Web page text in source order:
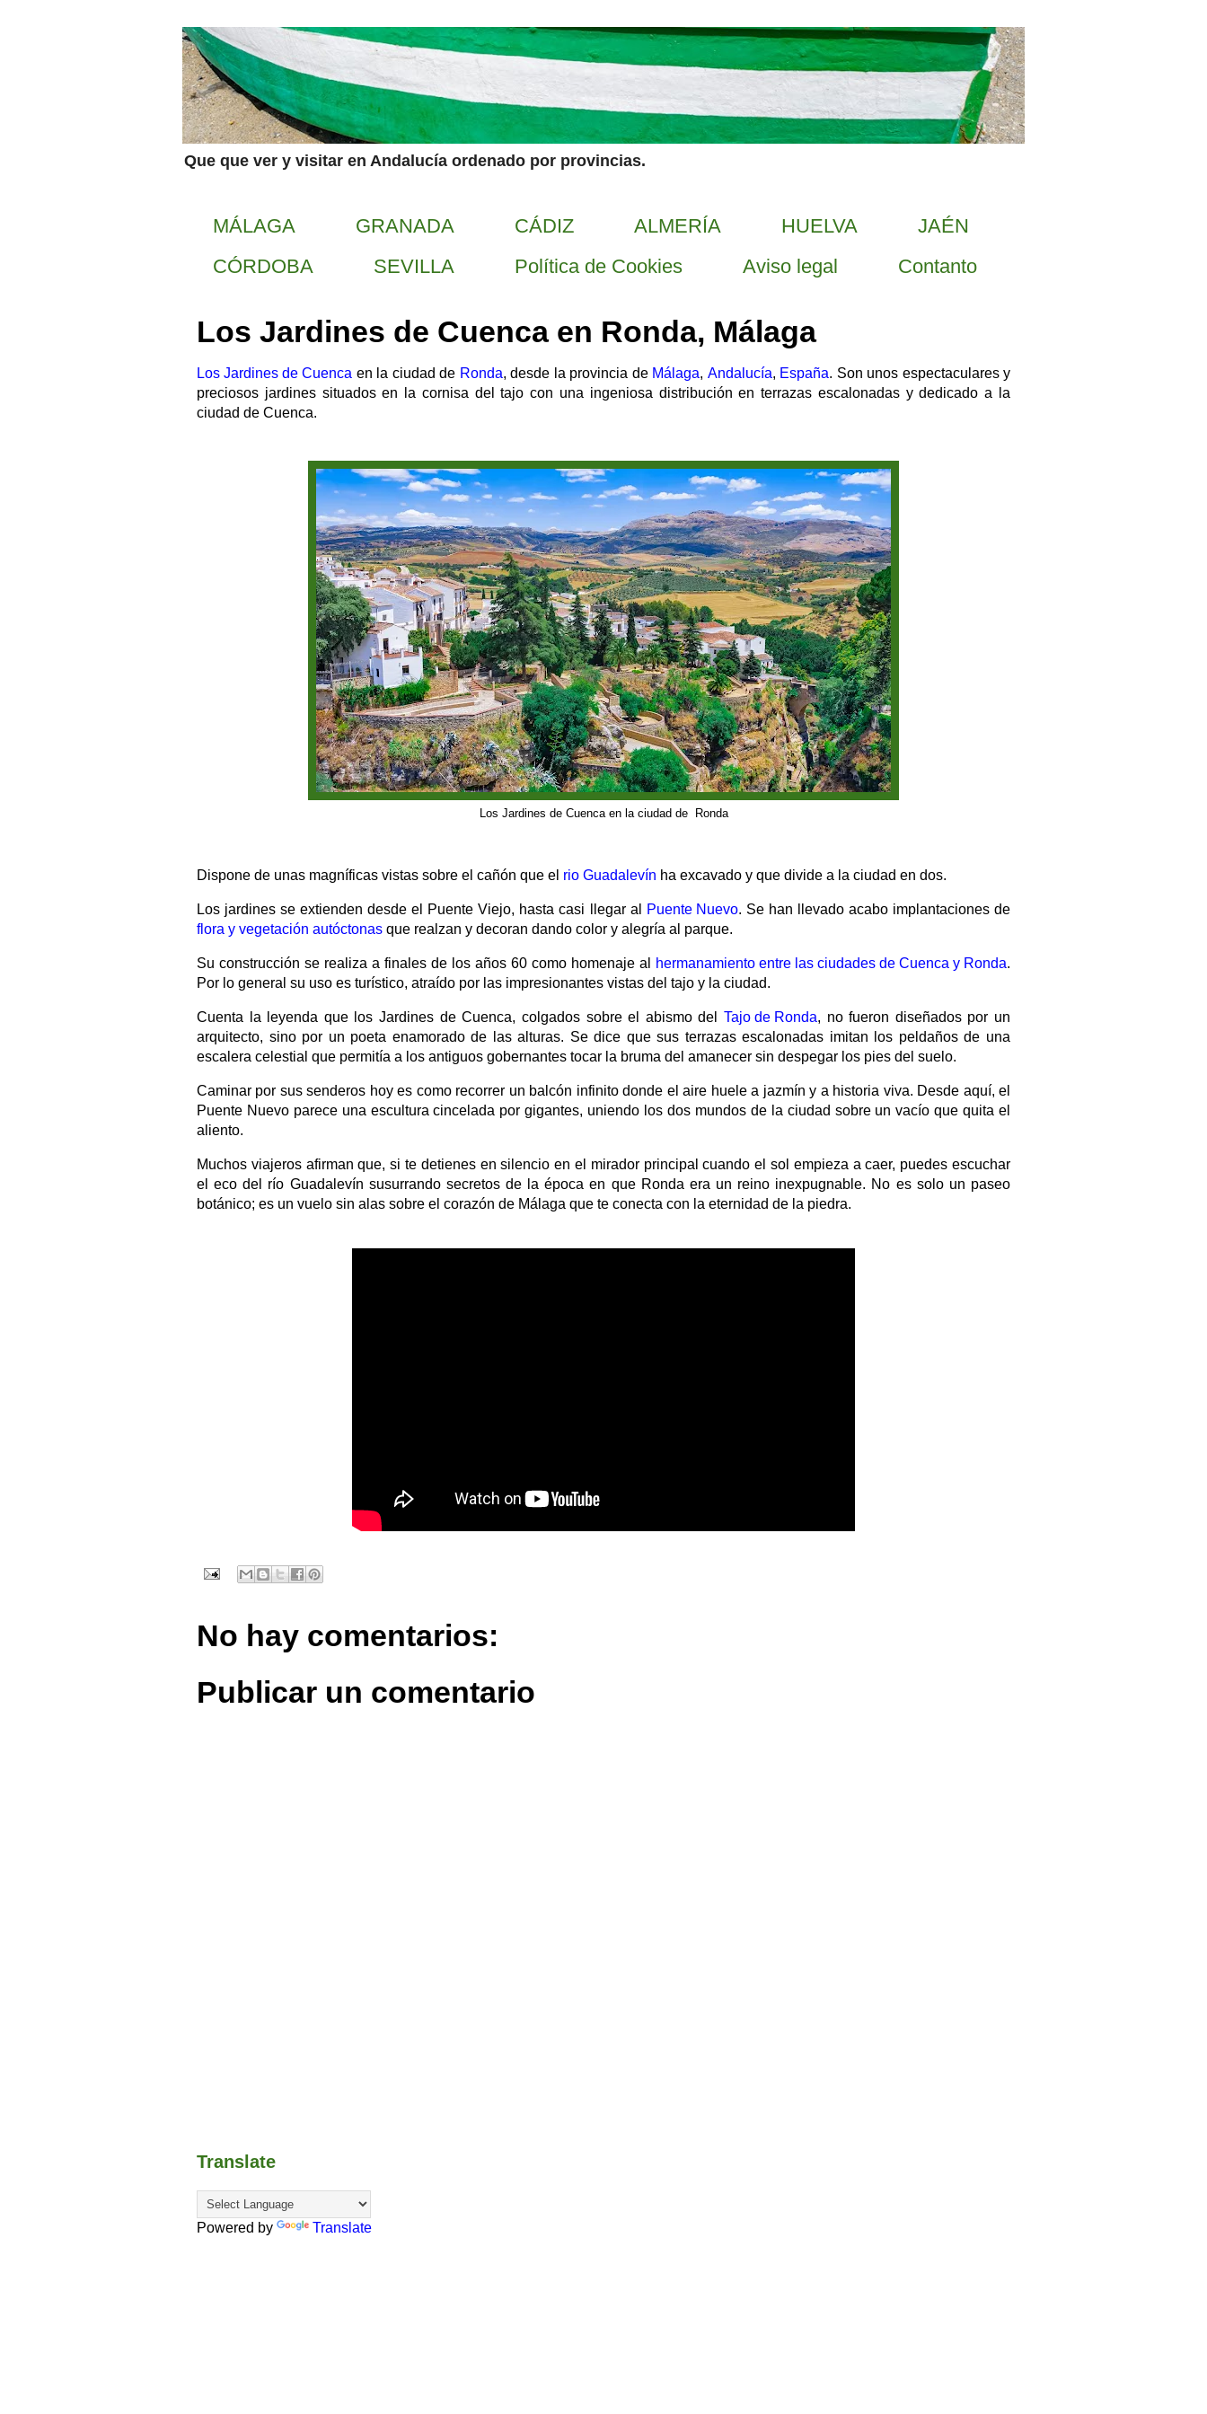
Que que ver y visitar en Andalucía ordenado por provincias.
MÁLAGA GRANADA CÁDIZ ALMERÍA HUELVA
JAÉN
CÓRDOBA
SEVILLA Política de Cookies Aviso legal Contanto
Los Jardines de Cuenca en Ronda, Málaga
Los Jardines de Cuenca en la ciudad de Ronda, desde la provincia de Málaga, Andalucía, España. Son unos espectaculares y
preciosos jardines situados en la cornisa del tajo con una ingeniosa distribución en terrazas escalonadas y dedicado a la
ciudad de Cuenca.
Los Jardines de Cuenca en la ciudad de Ronda
Dispone de unas magníficas vistas sobre el cañón que el rio Guadalevín ha excavado y que divide a la ciudad en dos.
Los jardines se extienden desde el Puente Viejo, hasta casi llegar al Puente Nuevo. Se han llevado acabo implantaciones de
flora y vegetación autóctonas que realzan y decoran dando color y alegría al parque.
Su construcción se realiza a finales de los años 60 como homenaje al hermanamiento entre las ciudades de Cuenca y Ronda.
Por lo general su uso es turístico, atraído por las impresionantes vistas del tajo y la ciudad.
Cuenta la leyenda que los Jardines de Cuenca, colgados sobre el abismo del Tajo de Ronda, no fueron diseñados por un
arquitecto, sino por un poeta enamorado de las alturas. Se dice que sus terrazas escalonadas imitan los peldaños de una
escalera celestial que permitía a los antiguos gobernantes tocar la bruma del amanecer sin despegar los pies del suelo.
Caminar por sus senderos hoy es como recorrer un balcón infinito donde el aire huele a jazmín y a historia viva. Desde aquí, el
Puente Nuevo parece una escultura cincelada por gigantes, uniendo los dos mundos de la ciudad sobre un vacío que quita el
aliento.
Muchos viajeros afirman que, si te detienes en silencio en el mirador principal cuando el sol empieza a caer, puedes escuchar
el eco del río Guadalevín susurrando secretos de la época en que Ronda era un reino inexpugnable. No es solo un paseo
botánico; es un vuelo sin alas sobre el corazón de Málaga que te conecta con la eternidad de la piedra.
No hay comentarios:
Publicar un comentario
Translate
Powered by Translate